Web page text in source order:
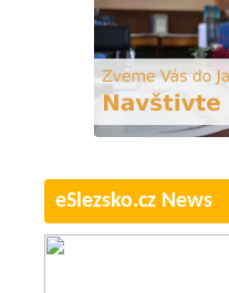
eSlezsko.cz News